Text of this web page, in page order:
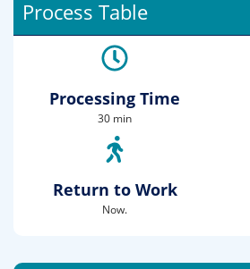
Process Table
Processing Time
30 min
Return to Work
Now.